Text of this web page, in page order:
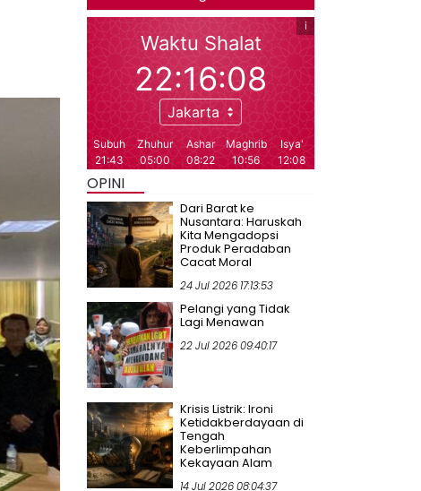
OPINI
Dari Barat ke
Nusantara: Haruskah
Kita Mengadopsi
Produk Peradaban
Cacat Moral
24 Jul 2026 17:13:53
Pelangi yang Tidak
Lagi Menawan
22 Jul 2026 09:40:17
Krisis Listrik: Ironi
Ketidakberdayaan di
Tengah
Keberlimpahan
Kekayaan Alam
14 Jul 2026 08:04:37